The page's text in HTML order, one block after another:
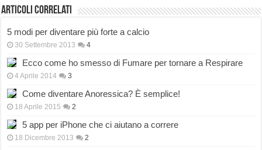
Articoli correlati
5 modi per diventare più forte a calcio
30 Settembre 2013 4
Ecco come ho smesso di Fumare per tornare a Respirare
4 Aprile 2014 3
Come diventare Anoressica? È semplice!
18 Aprile 2015 2
5 app per iPhone che ci aiutano a correre
18 Dicembre 2013 2